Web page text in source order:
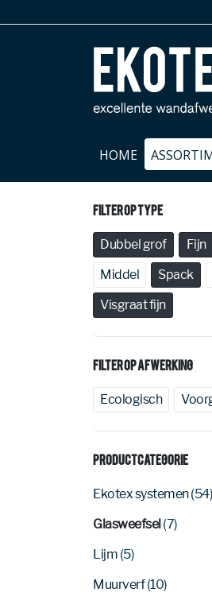
HOME
Filter Op Type
Dubbel grof Fijn
Middel
Spack
Visgraat fijn
Filter Op Afwerking
Ecologisch
Productcategorie
Ekotex systemen(54)
Glasweefsel(7)
Lijm (5)
Muurverf (10)